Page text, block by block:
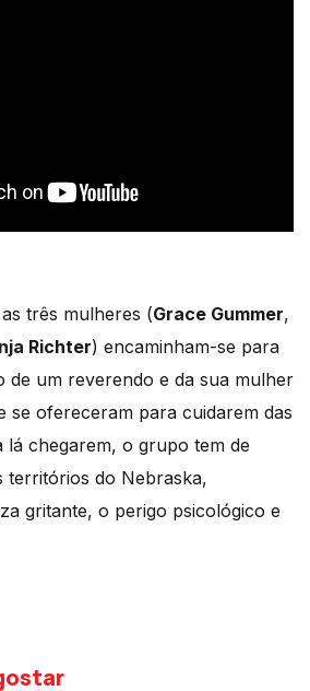
três mulheres (Grace Gummer,
Richter) encaminham-se para
de um reverendo e da sua mulher
se ofereceram para cuidarem das
lá chegarem, o grupo tem de
territórios do Nebraska,
gritante, o perigo psicológico e